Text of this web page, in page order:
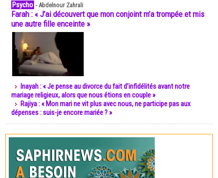
Psycho -Abdelnour Zahrali
Farah : « J’ai découvert que mon conjoint m’a trompée et mis
une autre fille enceinte »
Inayah : « Je pense au divorce du fait d’infidélités avant notre
mariage religieux, alors que nous étions en couple »
Rajiya : « Mon mari ne vit plus avec nous, ne participe pas aux
dépenses : suis-je encore mariée ? »